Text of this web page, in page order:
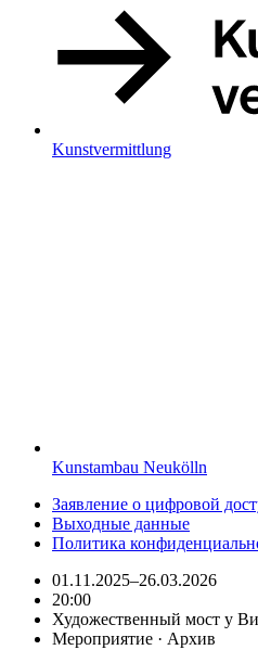
Kunstvermittlung
Kunstambau Neukölln
Заявление о цифровой
Выходные данные
Политика
01.11.2025–26.03.2026
20:00
Художественный мост у
Мероприятие · Архив